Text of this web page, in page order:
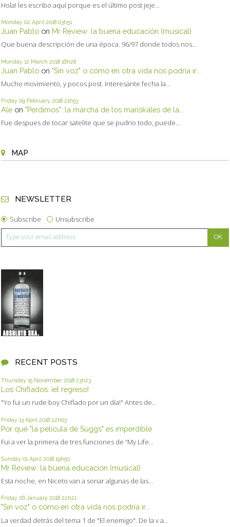
Hola! les escribo aquí porque es el último post jeje...
Monday 02 April 2018 03h51
Juan Pablo on Mr Review: la buena educación (musical)
Que buena descripción de una época. 96/97 donde todos nos...
Monday 12 March 2018 16h28
Juan Pablo on "Sin voz" o cómo en otra vida nos podría ir...
Mucho movimiento, y pocos post. Interesante fecha la...
Friday 09 February 2018 21h53
Ale on "Perdimos": la marcha de los mariskales de la...
Fue despues de tocar satelite que se pudrio todo, puede...
MAP
NEWSLETTER
Subscribe Unsubscribe
RECENT POSTS
Thursday 15 November 2018 23h23
Los Chiflados: ¡el regreso!
"Yo fui un rude boy Chiflado por un día!" Antes de...
Friday 13 April 2018 22h03
Por qué "la película de Suggs" es imperdible
Fui a ver la primera de tres funciones de “My Life...
Sunday 01 April 2018 19h50
Mr Review: la buena educación (musical)
Esta noche, en Niceto van a sonar algunas de las...
Friday 26 January 2018 22h21
"Sin voz" o cómo en otra vida nos podría ir...
La verdad detrás del tema 1 de "El enemigo". De la v a...